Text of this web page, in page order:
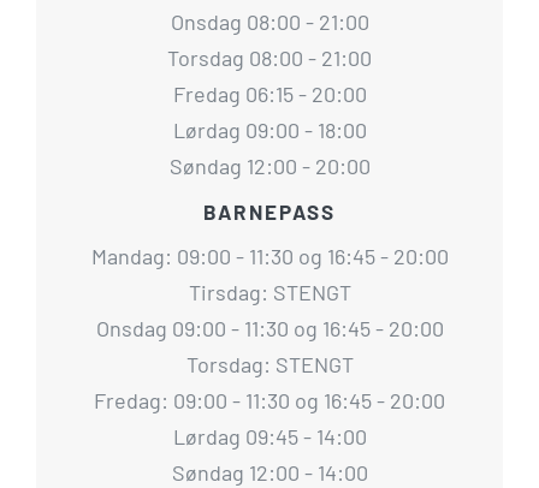
Onsdag 08:00 - 21:00
Torsdag 08:00 - 21:00
Fredag 06:15 - 20:00
Lørdag 09:00 - 18:00
Søndag 12:00 - 20:00
BARNEPASS
Mandag: 09:00 - 11:30 og 16:45 - 20:00
Tirsdag: STENGT
Onsdag 09:00 - 11:30 og 16:45 - 20:00
Torsdag: STENGT
Fredag: 09:00 - 11:30 og 16:45 - 20:00
Lørdag 09:45 - 14:00
Søndag 12:00 - 14:00